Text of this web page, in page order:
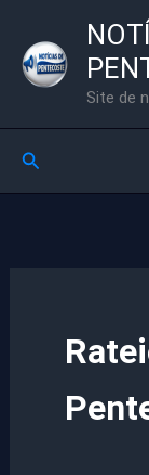
para
Site de
Pesquisar